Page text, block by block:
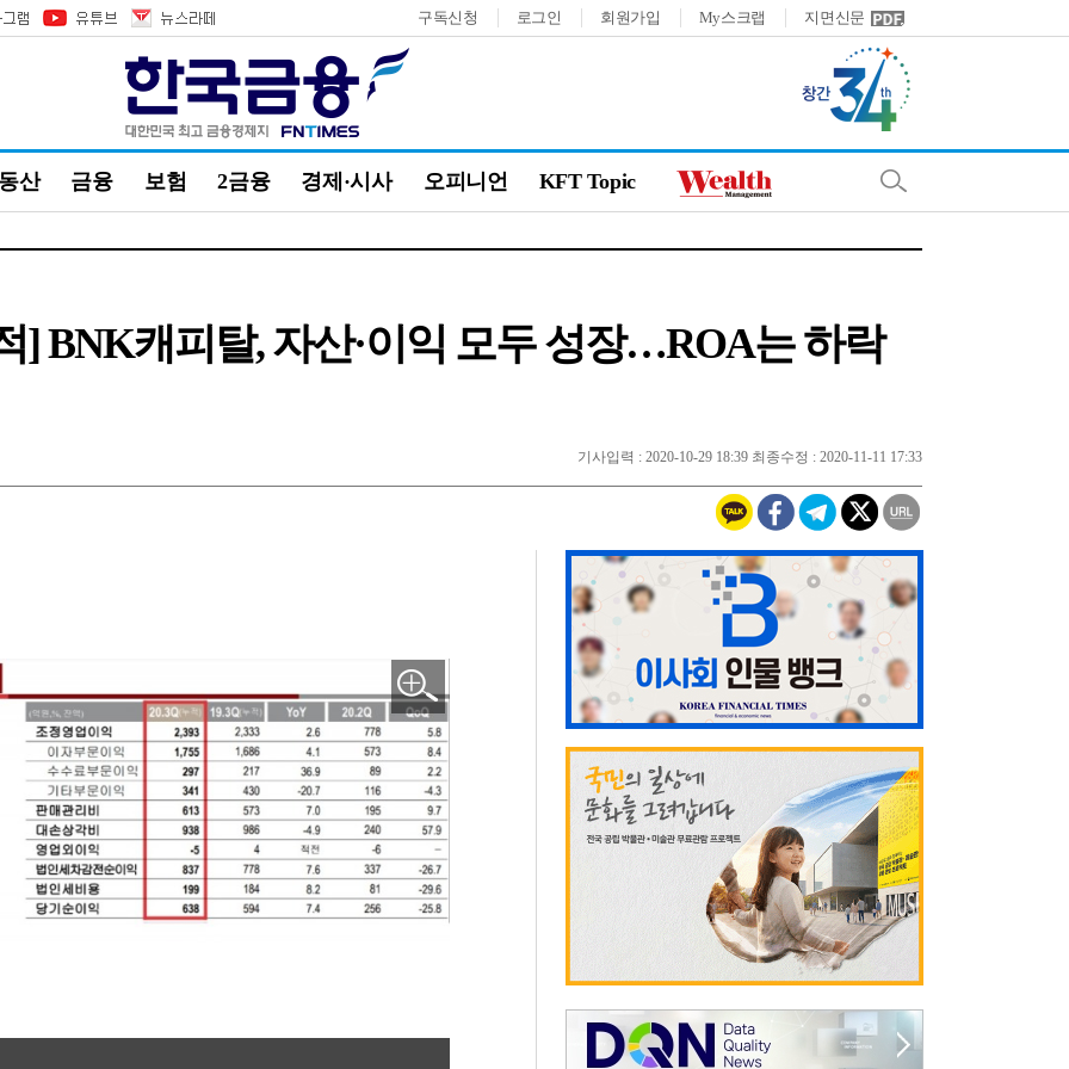
구독신청 로그인 회원가입 My스크랩 지면신문
산 금융 보험 2금융 경제·시사 오피니언 KFT Topic
] BNK캐피탈, 자산·이익 모두 성장…ROA는 하락
기사입력 : 2020-10-29 18:39 최종수정 : 2020-11-11 17:33